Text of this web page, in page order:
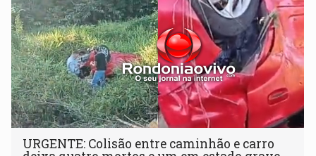
URGENTE: Colisão entre caminhão e carro